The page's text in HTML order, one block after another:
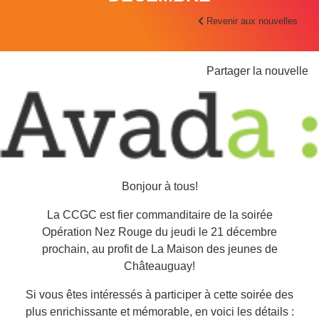
Revenir aux nouvelles
Partager la nouvelle
Bonjour à tous!
La CCGC est fier commanditaire de la soirée
Opération Nez Rouge du jeudi le 21 décembre
prochain, au profit de La Maison des jeunes de
Châteauguay!
Si vous êtes intéressés à participer à cette soirée des
plus enrichissante et mémorable, en voici les détails :